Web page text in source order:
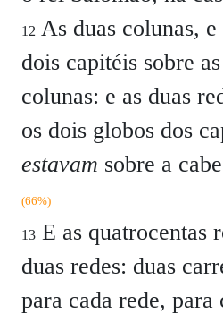
12 As duas colunas,
dois capitéis sobre
colunas: e as duas
os dois globos dos
estavam sobre a
(66%)
13 E as quatrocentas
duas redes: duas
para cada rede,